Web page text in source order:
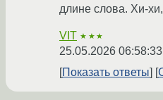
длине слова. Хи-
VIT ★★★
25.05.2026
Показать ответы